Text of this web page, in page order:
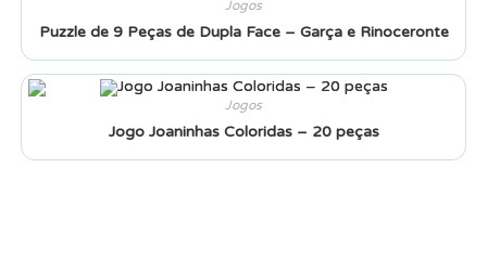
Jogos
Puzzle de 9 Peças de Dupla Face – Garça e Rinoceronte
Jogos
Jogo Joaninhas Coloridas – 20 peças